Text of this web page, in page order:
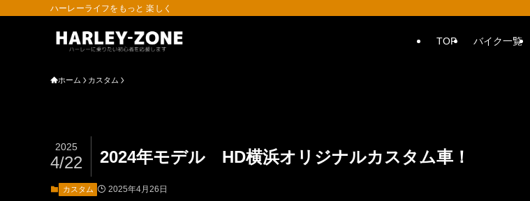
ハーレーライフをもっと 楽しく
TOP バイク一覧
ホーム カスタム
2024年モデル HD横浜オリジナルカスタム車！
2025
4/22
カスタム 2025年4月26日